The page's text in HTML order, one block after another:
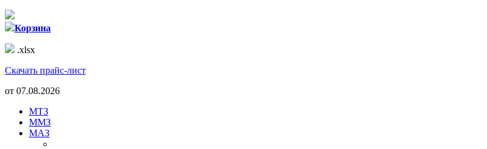
Корзина
.xlsx
Скачать прайс-лист
от 07.08.2026
МТЗ
ММЗ
МАЗ